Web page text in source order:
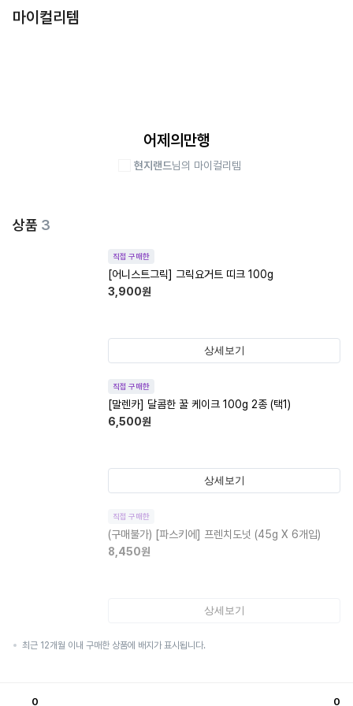
마이컬리템
어제의만행
현지랜드님의 마이컬리템
상품 3
직접 구매한
[어니스트그릭] 그릭요거트 띠크 100g
3,900원
상세보기
직접 구매한
[말렌카] 달콤한 꿀 케이크 100g 2종 (택1)
6,500원
상세보기
직접 구매한
(구매불가) [파스키에] 프렌치도넛 (45g X 6개입)
8,450원
상세보기
최근 12개월 이내 구매한 상품에 배지가 표시됩니다.
0 0